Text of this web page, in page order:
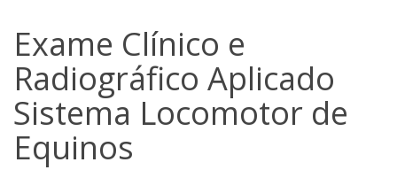
Exame Clínico e
Radiográfico Aplicado
Sistema Locomotor de
Equinos